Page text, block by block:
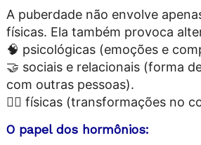
A puberdade não envolve
físicas. Ela também provoca
🧠 psicológicas (emoções e
🤝 sociais e relacionais (forma
com outras pessoas).
🧍‍♂️ físicas (transformações no
O papel dos hormônios: